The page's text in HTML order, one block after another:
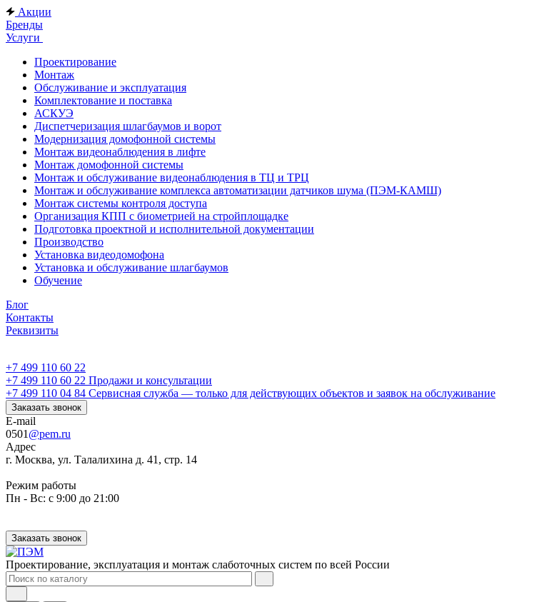
Акции
Бренды
Услуги
Проектирование
Монтаж
Обслуживание и эксплуатация
Комплектование и поставка
АСКУЭ
Диспетчеризация шлагбаумов и ворот
Модернизация домофонной системы
Монтаж видеонаблюдения в лифте
Монтаж домофонной системы
Монтаж и обслуживание видеонаблюдения в ТЦ и ТРЦ
Монтаж и обслуживание комплекса автоматизации датчиков шума (ПЭМ-КАМШ)
Монтаж системы контроля доступа
Организация КПП с биометрией на стройплощадке
Подготовка проектной и исполнительной документации
Производство
Установка видеодомофона
Установка и обслуживание шлагбаумов
Обучение
Блог
Контакты
Реквизиты
+7 499 110 60 22
+7 499 110 60 22 Продажи и консультации
+7 499 110 04 84 Сервисная служба — только для действующих объектов и заявок на обслуживание
Заказать звонок
E-mail
0501 @pem.ru
Адрес
г. Москва, ул. Талалихина д. 41, стр. 14
Режим работы
Пн - Вс: с 9:00 до 21:00
Заказать звонок
Проектирование, эксплуатация и монтаж слаботочных систем по всей России